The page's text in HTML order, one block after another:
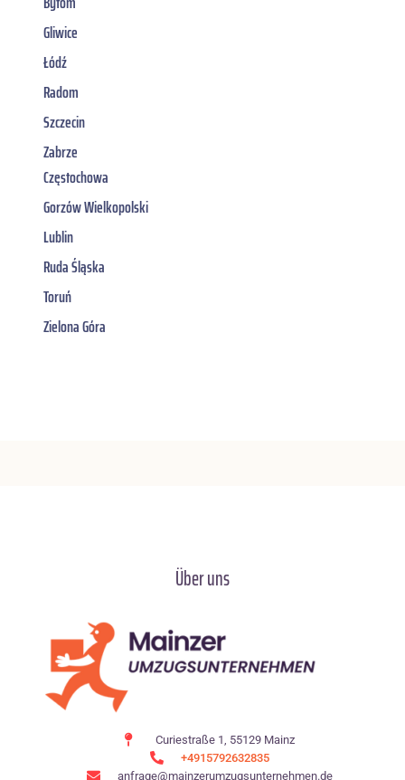
Gliwice
Łódź
Radom
Szczecin
Zabrze
Częstochowa
Gorzów Wielkopolski
Lublin
Ruda Śląska
Toruń
Zielona Góra
Über uns
Curiestraße 1, 55129 Mainz
+4915792632835
anfrage@mainzerumzugsunternehmen.de